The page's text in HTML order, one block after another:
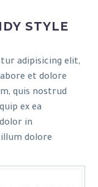
STYLE
adipisicing elit,
et dolore
quis nostrud
ex ea
in
dolore